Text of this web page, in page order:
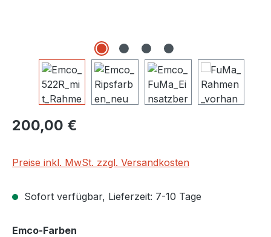
Regulärer Preis:
200,00 €
Preise inkl. MwSt. zzgl. Versandkosten
Sofort verfügbar, Lieferzeit: 7-10 Tage
Emco-Farben